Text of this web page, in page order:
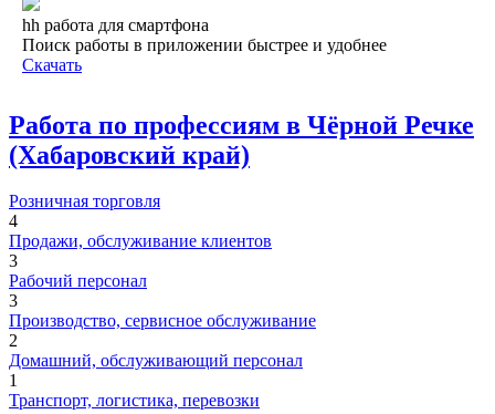
hh работа для смартфона
Поиск работы в приложении быстрее и удобнее
Скачать
Работа по профессиям в Чёрной Речке
(Хабаровский край)
Розничная торговля
4
Продажи, обслуживание клиентов
3
Рабочий персонал
3
Производство, сервисное обслуживание
2
Домашний, обслуживающий персонал
1
Транспорт, логистика, перевозки